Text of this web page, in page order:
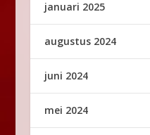
januari 2025
augustus 2024
juni 2024
mei 2024